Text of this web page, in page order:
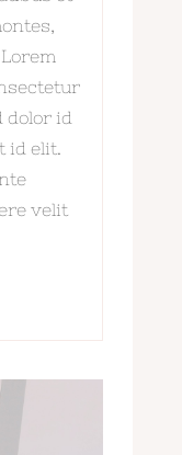
dolor id
id elit.
velit